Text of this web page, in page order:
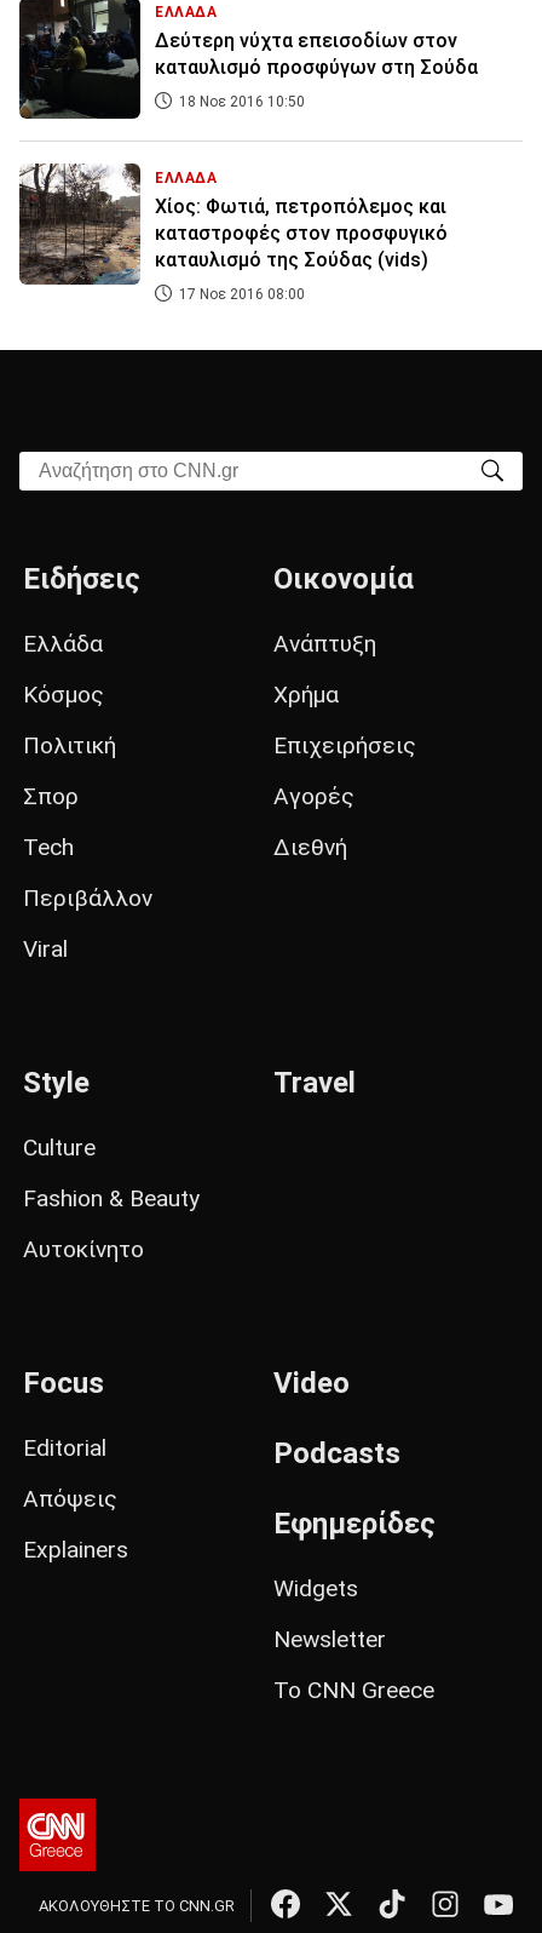
ΕΛΛΑΔΑ
Δεύτερη νύχτα επεισοδίων στον
καταυλισμό προσφύγων στη Σούδα
18 Νοε 2016 10:50
ΕΛΛΑΔΑ
Χίος: Φωτιά, πετροπόλεμος και
καταστροφές στον προσφυγικό
καταυλισμό της Σούδας (vids)
17 Νοε 2016 08:00
Αναζήτηση στο CNN.gr
Ειδήσεις
Ελλάδα
Κόσμος
Πολιτική
Σπορ
Tech
Περιβάλλον
Viral
Οικονομία
Ανάπτυξη
Χρήμα
Επιχειρήσεις
Αγορές
Διεθνή
Style
Culture
Fashion & Beauty
Αυτοκίνητο
Travel
Focus
Editorial
Απόψεις
Explainers
Video
Podcasts
Εφημερίδες
Widgets
Newsletter
Το CNN Greece
ΑΚΟΛΟΥΘΗΣΤΕ ΤΟ CNN.GR